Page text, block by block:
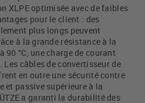
XLPE optimisée avec de faibles
pour le client : des
plus longs peuvent
à la grande résistance à la
°C, une charge de courant
Les câbles de convertisseur de
en outre une sécurité contre
et passive supérieure à la
a garanti la durabilité des